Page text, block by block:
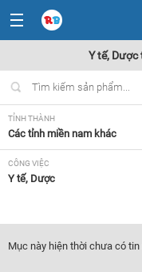
Y tế,
TỈNH THÀNH
Các tỉnh miền nam khác
CÔNG VIỆC
Y tế, Dược
Tất cả
Mục này hiện thời chưa có tin